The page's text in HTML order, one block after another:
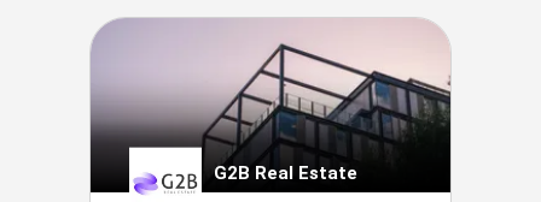
G2B Real Estate